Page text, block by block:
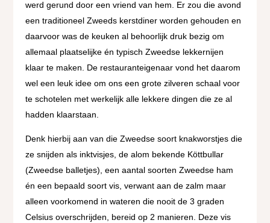
werd gerund door een vriend van hem. Er zou die avond
een traditioneel Zweeds kerstdiner worden gehouden en
daarvoor was de keuken al behoorlijk druk bezig om
allemaal plaatselijke én typisch Zweedse lekkernijen
klaar te maken. De restauranteigenaar vond het daarom
wel een leuk idee om ons een grote zilveren schaal voor
te schotelen met werkelijk alle lekkere dingen die ze al
hadden klaarstaan.
Denk hierbij aan van die Zweedse soort knakworstjes die
ze snijden als inktvisjes, de alom bekende Köttbullar
(Zweedse balletjes), een aantal soorten Zweedse ham
én een bepaald soort vis, verwant aan de zalm maar
alleen voorkomend in wateren die nooit de 3 graden
Celsius overschrijden, bereid op 2 manieren. Deze vis